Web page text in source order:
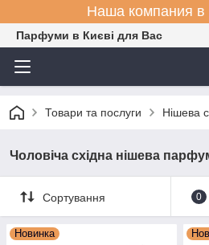
Наша компания в
Парфуми в Києві для Вас
Товари та послуги Нішева
Чоловіча східна нішева
Сортування 0
Новинка